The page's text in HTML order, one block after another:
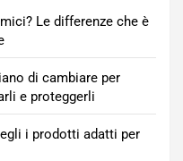
Le differenze che è
di cambiare per
e proteggerli
i prodotti adatti per